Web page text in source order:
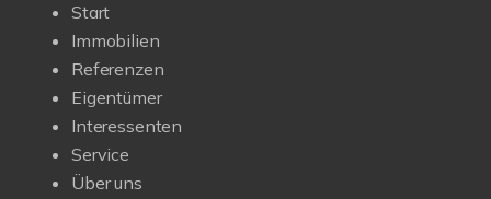
Start
Immobilien
Referenzen
Eigentümer
Interessenten
Service
Über uns